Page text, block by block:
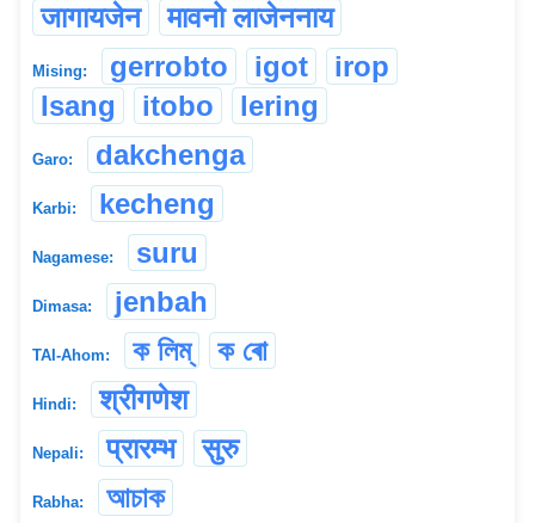
जागायजेन
मावनो लाजेननाय
Mising: gerrobto igot
irop
Isang
itobo lering
Garo: dakchenga
Karbi: kecheng
Nagamese: suru
Dimasa: jenbah
TAI-Ahom: ক লিম্ ক ৰো
Hindi: श्रीगणेश
Nepali: प्रारम्भ सुरु
Rabha: আচাক